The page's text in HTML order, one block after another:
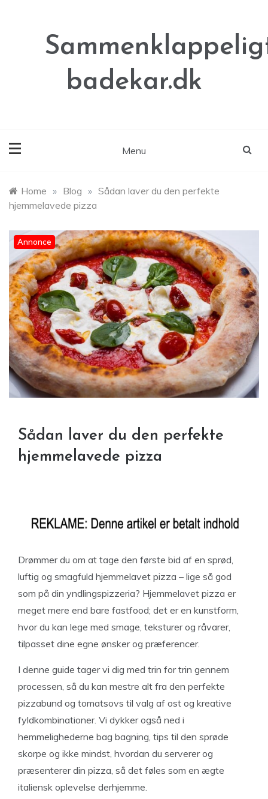
badekar.dk
Menu
Home » Blog » Sådan laver du den perfekte
hjemmelavede pizza
Annonce
Sådan laver du den perfekte
hjemmelavede pizza
Drømmer du om at tage den første bid af en sprød,
luftig og smagfuld hjemmelavet pizza – lige så god
som på din yndlingspizzeria? Hjemmelavet pizza er
meget mere end bare fastfood; det er en kunstform,
hvor du kan lege med smage, teksturer og råvarer,
tilpasset dine egne ønsker og præferencer.
I denne guide tager vi dig med trin for trin gennem
processen, så du kan mestre alt fra den perfekte
pizzabund og tomatsovs til valg af ost og kreative
fyldkombinationer. Vi dykker også ned i
hemmelighederne bag bagning, tips til den sprøde
skorpe og ikke mindst, hvordan du serverer og
præsenterer din pizza, så det føles som en ægte
italiensk oplevelse derhjemme.